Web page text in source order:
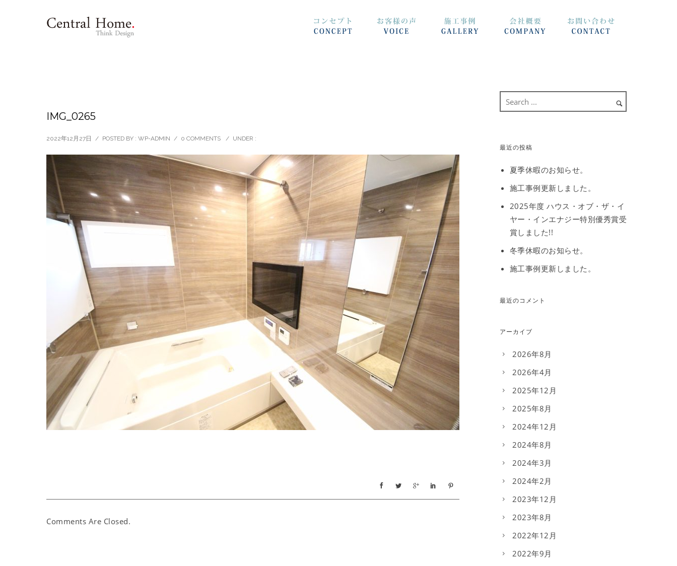
IMG_0265
2022年12月27日 / POSTED BY : WP-ADMIN / 0 COMMENTS / UNDER :
Comments Are Closed.
最近の投稿
夏季休暇のお知らせ。
施工事例更新しました。
2025年度 ハウス・オブ・ザ・イ
ヤー・インエナジー特別優秀賞受
賞しました!!
冬季休暇のお知らせ。
施工事例更新しました。
最近のコメント
アーカイブ
2026年8月
2026年4月
2025年12月
2025年8月
2024年12月
2024年8月
2024年3月
2024年2月
2023年12月
2023年8月
2022年12月
2022年9月